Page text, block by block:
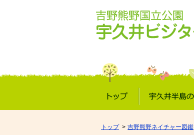
トップ 吉野熊野ネイチャー図鑑